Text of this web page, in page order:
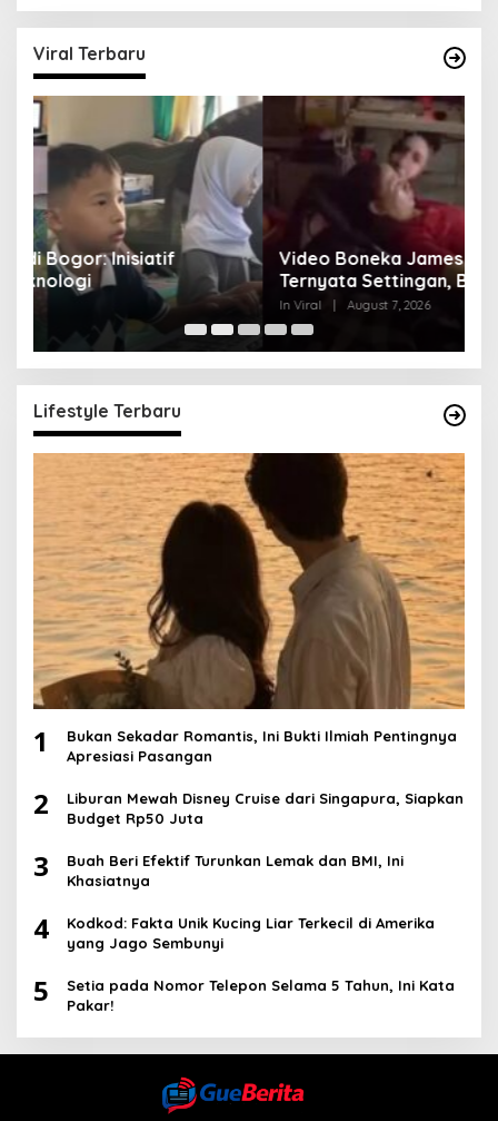
Viral Terbaru
Video Boneka James CORTIS Bergerak
Ternyata Settingan, Bukan Mistis
August 7, 2026
Lifestyle Terbaru
1
Bukan Sekadar Romantis, Ini Bukti Ilmiah Pentingnya
Apresiasi Pasangan
2
Liburan Mewah Disney Cruise dari Singapura, Siapkan
Budget Rp50 Juta
3
Buah Beri Efektif Turunkan Lemak dan BMI, Ini
Khasiatnya
4
Kodkod: Fakta Unik Kucing Liar Terkecil di Amerika
yang Jago Sembunyi
5
Setia pada Nomor Telepon Selama 5 Tahun, Ini Kata
Pakar!